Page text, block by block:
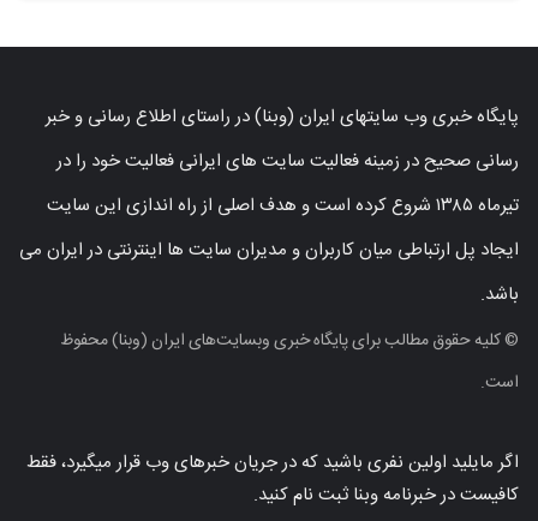
پایگاه خبری وب سایتهای ایران (وبنا) در راستای اطلاع رسانی و خبر
رسانی صحیح در زمینه فعالیت سایت های ایرانی فعالیت خود را در
تیرماه ۱۳۸۵ شروع کرده است و هدف اصلی از راه اندازی این سایت
ایجاد پل ارتباطی میان کاربران و مدیران سایت ها اینترنتی در ایران می
باشد.
© کلیه حقوق مطالب برای پایگاه خبری وبسایت‌های ایران (وبنا) محفوظ
است.
اگر مایلید اولین نفری باشید که در جریان خبرهای وب قرار میگیرد، فقط
کافیست در خبرنامه وبنا ثبت نام کنید.